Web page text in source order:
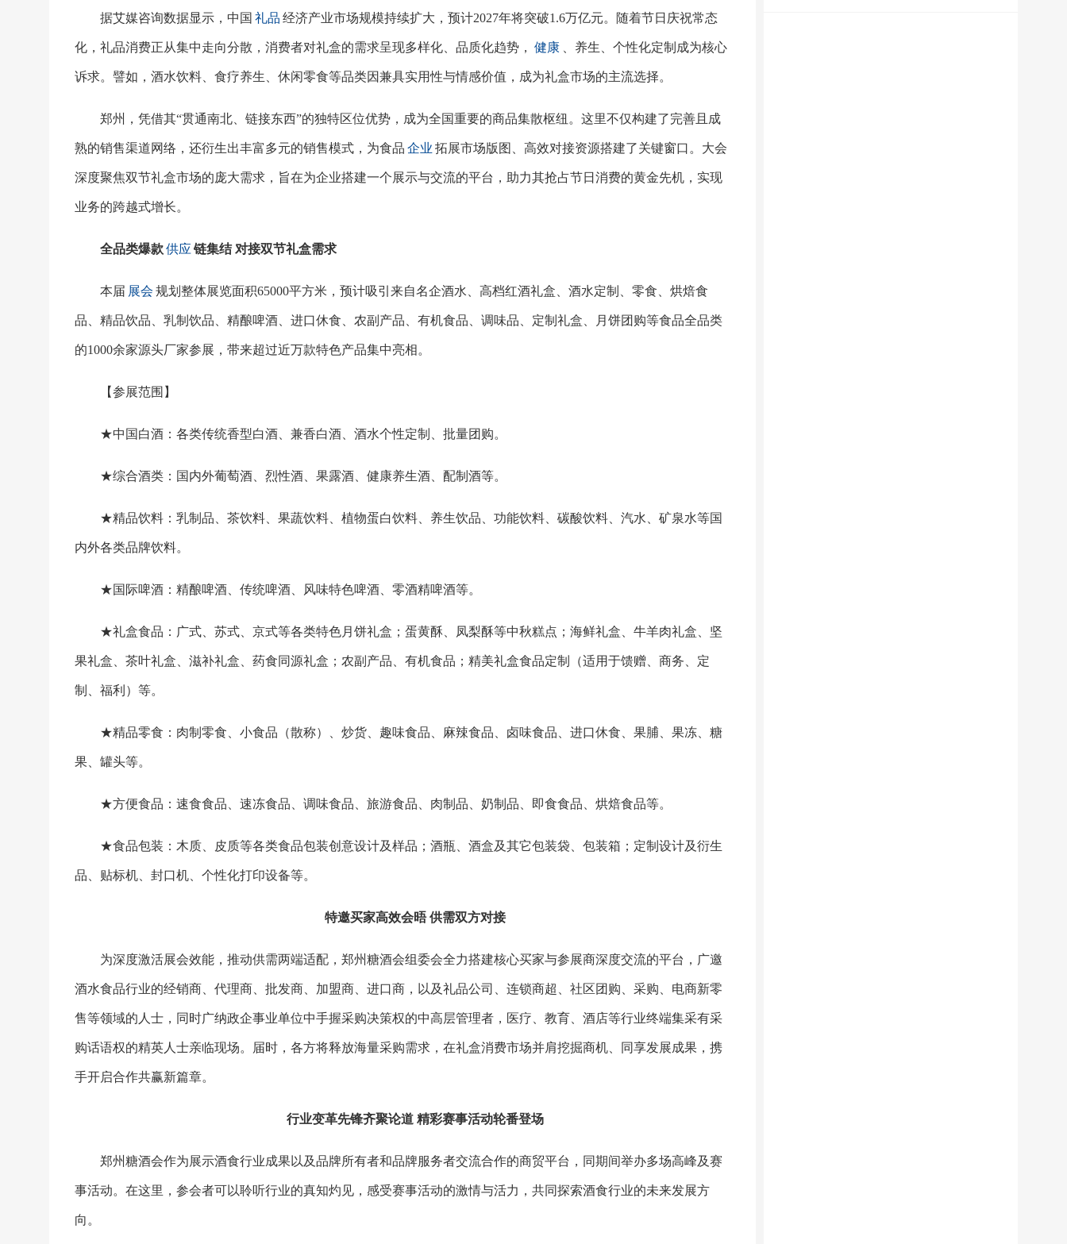
据艾媒咨询数据显示，中国 礼品 经济产业市场规模持续扩大，预计2027年将突破1.6万亿元。随着节日庆祝常态
化，礼品消费正从集中走向分散，消费者对礼盒的需求呈现多样化、品质化趋势， 健康 、养生、个性化定制成为核心
诉求。譬如，酒水饮料、食疗养生、休闲零食等品类因兼具实用性与情感价值，成为礼盒市场的主流选择。
郑州，凭借其“贯通南北、链接东西”的独特区位优势，成为全国重要的商品集散枢纽。这里不仅构建了完善且成
熟的销售渠道网络，还衍生出丰富多元的销售模式，为食品 企业 拓展市场版图、高效对接资源搭建了关键窗口。大会
深度聚焦双节礼盒市场的庞大需求，旨在为企业搭建一个展示与交流的平台，助力其抢占节日消费的黄金先机，实现
业务的跨越式增长。
全品类爆款供应 链集结 对接双节礼盒需求
本届 展会 规划整体展览面积65000平方米，预计吸引来自名企酒水、高档红酒礼盒、酒水定制、零食、烘焙食
品、精品饮品、乳制饮品、精酿啤酒、进口休食、农副产品、有机食品、调味品、定制礼盒、月饼团购等食品全品类
的1000余家源头厂家参展，带来超过近万款特色产品集中亮相。
【参展范围】
★中国白酒：各类传统香型白酒、兼香白酒、酒水个性定制、批量团购。
★综合酒类：国内外葡萄酒、烈性酒、果露酒、健康养生酒、配制酒等。
★精品饮料：乳制品、茶饮料、果蔬饮料、植物蛋白饮料、养生饮品、功能饮料、碳酸饮料、汽水、矿泉水等国
内外各类品牌饮料。
★国际啤酒：精酿啤酒、传统啤酒、风味特色啤酒、零酒精啤酒等。
★礼盒食品：广式、苏式、京式等各类特色月饼礼盒；蛋黄酥、凤梨酥等中秋糕点；海鲜礼盒、牛羊肉礼盒、坚
果礼盒、茶叶礼盒、滋补礼盒、药食同源礼盒；农副产品、有机食品；精美礼盒食品定制（适用于馈赠、商务、定
制、福利）等。
★精品零食：肉制零食、小食品（散称）、炒货、趣味食品、麻辣食品、卤味食品、进口休食、果脯、果冻、糖
果、罐头等。
★方便食品：速食食品、速冻食品、调味食品、旅游食品、肉制品、奶制品、即食食品、烘焙食品等。
★食品包装：木质、皮质等各类食品包装创意设计及样品；酒瓶、酒盒及其它包装袋、包装箱；定制设计及衍生
品、贴标机、封口机、个性化打印设备等。
特邀买家高效会晤 供需双方对接
为深度激活展会效能，推动供需两端适配，郑州糖酒会组委会全力搭建核心买家与参展商深度交流的平台，广邀
酒水食品行业的经销商、代理商、批发商、加盟商、进口商，以及礼品公司、连锁商超、社区团购、采购、电商新零
售等领域的人士，同时广纳政企事业单位中手握采购决策权的中高层管理者，医疗、教育、酒店等行业终端集采有采
购话语权的精英人士亲临现场。届时，各方将释放海量采购需求，在礼盒消费市场并肩挖掘商机、同享发展成果，携
手开启合作共赢新篇章。
行业变革先锋齐聚论道 精彩赛事活动轮番登场
郑州糖酒会作为展示酒食行业成果以及品牌所有者和品牌服务者交流合作的商贸平台，同期间举办多场高峰及赛
事活动。在这里，参会者可以聆听行业的真知灼见，感受赛事活动的激情与活力，共同探索酒食行业的未来发展方
向。